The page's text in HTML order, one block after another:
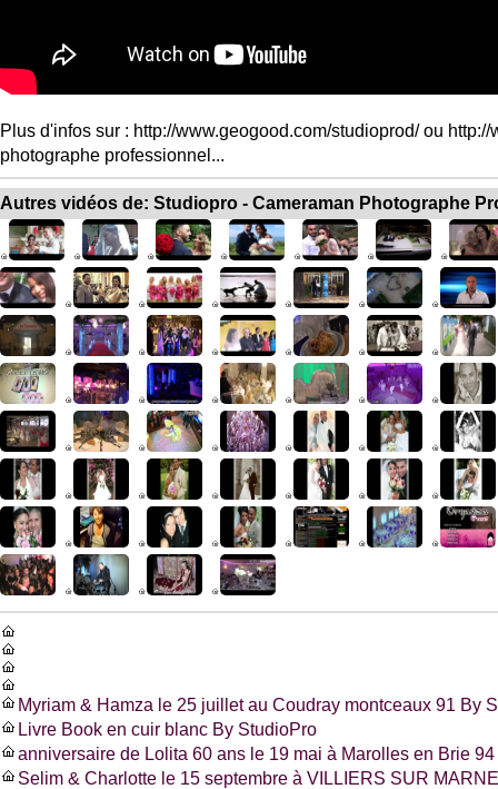
Plus d'infos sur : http://www.geogood.com/studioprod/ ou
photographe professionnel...
Autres vidéos de: Studiopro - Cameraman Photographe
Myriam & Hamza le 25 juillet au Coudray montceaux 91 By
Livre Book en cuir blanc By StudioPro
anniversaire de Lolita 60 ans le 19 mai à Marolles en Brie 94
Selim & Charlotte le 15 septembre à VILLIERS SUR